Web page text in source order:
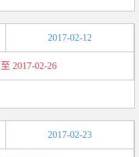
2017-02-12
2017-02-26
2017-02-23